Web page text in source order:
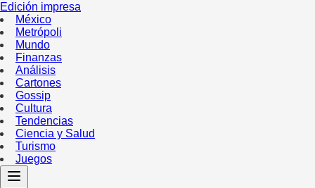
Edición impresa
México
Metrópoli
Mundo
Finanzas
Análisis
Cartones
Gossip
Cultura
Tendencias
Ciencia y Salud
Turismo
Juegos